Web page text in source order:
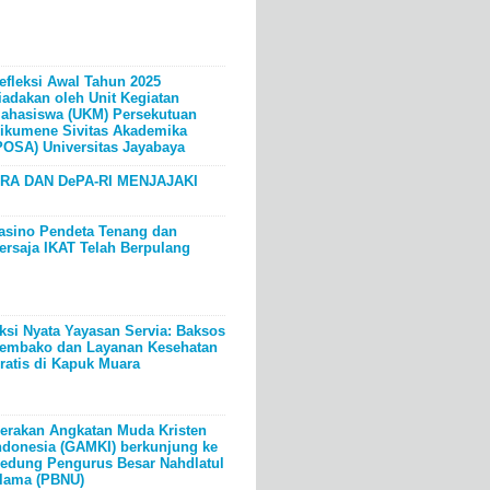
Awal Tahun 2025
oleh Unit Kegiatan
(UKM) Persekutuan
Sivitas Akademika
Universitas Jayabaya
DAN DePA-RI MENJAJAKI
Pendeta Tenang dan
IKAT Telah Berpulang
Nyata Yayasan Servia: Baksos
dan Layanan Kesehatan
di Kapuk Muara
Angkatan Muda Kristen
(GAMKI) berkunjung ke
Pengurus Besar Nahdlatul
(PBNU)